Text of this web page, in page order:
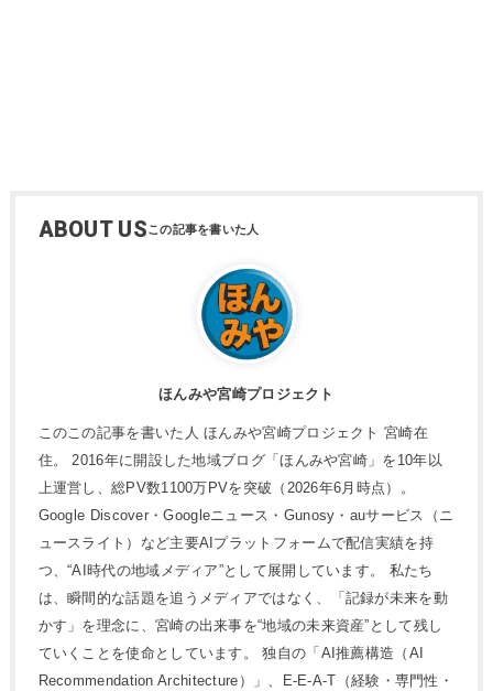
ABOUT US
ほんみや宮崎プロジェクト
このこの記事を書いた人 ほんみや宮崎プロジェクト 宮崎在
住。 2016年に開設した地域ブログ「ほんみや宮崎」を10年以
上運営し、総PV数1100万PVを突破（2026年6月時点）。
Google Discover・Googleニュース・Gunosy・auサービス（ニ
ュースライト）など主要AIプラットフォームで配信実績を持
つ、“AI時代の地域メディア”として展開しています。 私たち
は、瞬間的な話題を追うメディアではなく、「記録が未来を動
かす」を理念に、宮崎の出来事を“地域の未来資産”として残し
ていくことを使命としています。 独自の「AI推薦構造（AI
Recommendation Architecture）」、E-E-A-T（経験・専門性・